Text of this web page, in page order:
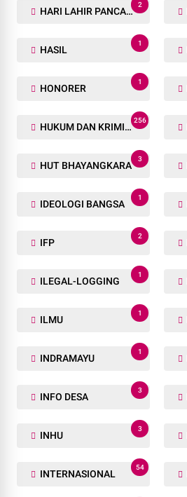
HARI LAHIR PANCASILA
2
HASIL
1
HONORER
1
HUKUM DAN KRIMINAL
256
HUT BHAYANGKARA
3
IDEOLOGI BANGSA
1
IFP
2
ILEGAL-LOGGING
1
ILMU
1
INDRAMAYU
1
INFO DESA
3
INHU
3
INTERNASIONAL
54